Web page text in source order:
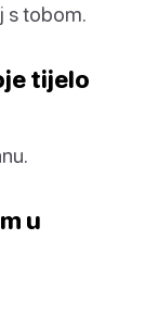
s tobom.
tijelo
u